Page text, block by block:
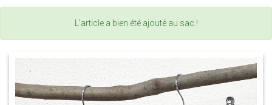
L'article a bien été ajouté au sac !